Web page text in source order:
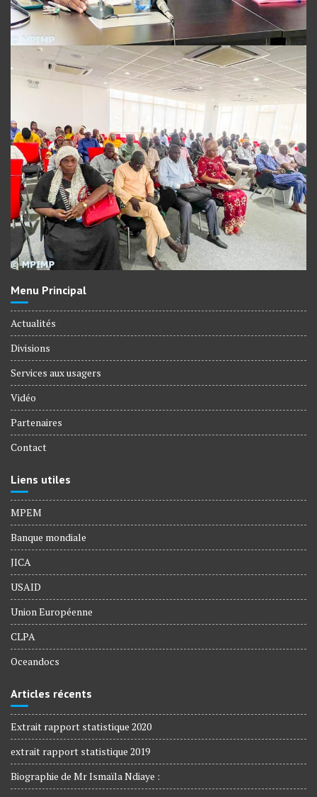
Menu Principal
Actualités
Divisions
Services aux usagers
Vidéo
Partenaires
Contact
Liens utiles
MPEM
Banque mondiale
JICA
USAID
Union Européenne
CLPA
Oceandocs
Articles récents
Extrait rapport statistique 2020
extrait rapport statistique 2019
Biographie de Mr Ismaïla Ndiaye :